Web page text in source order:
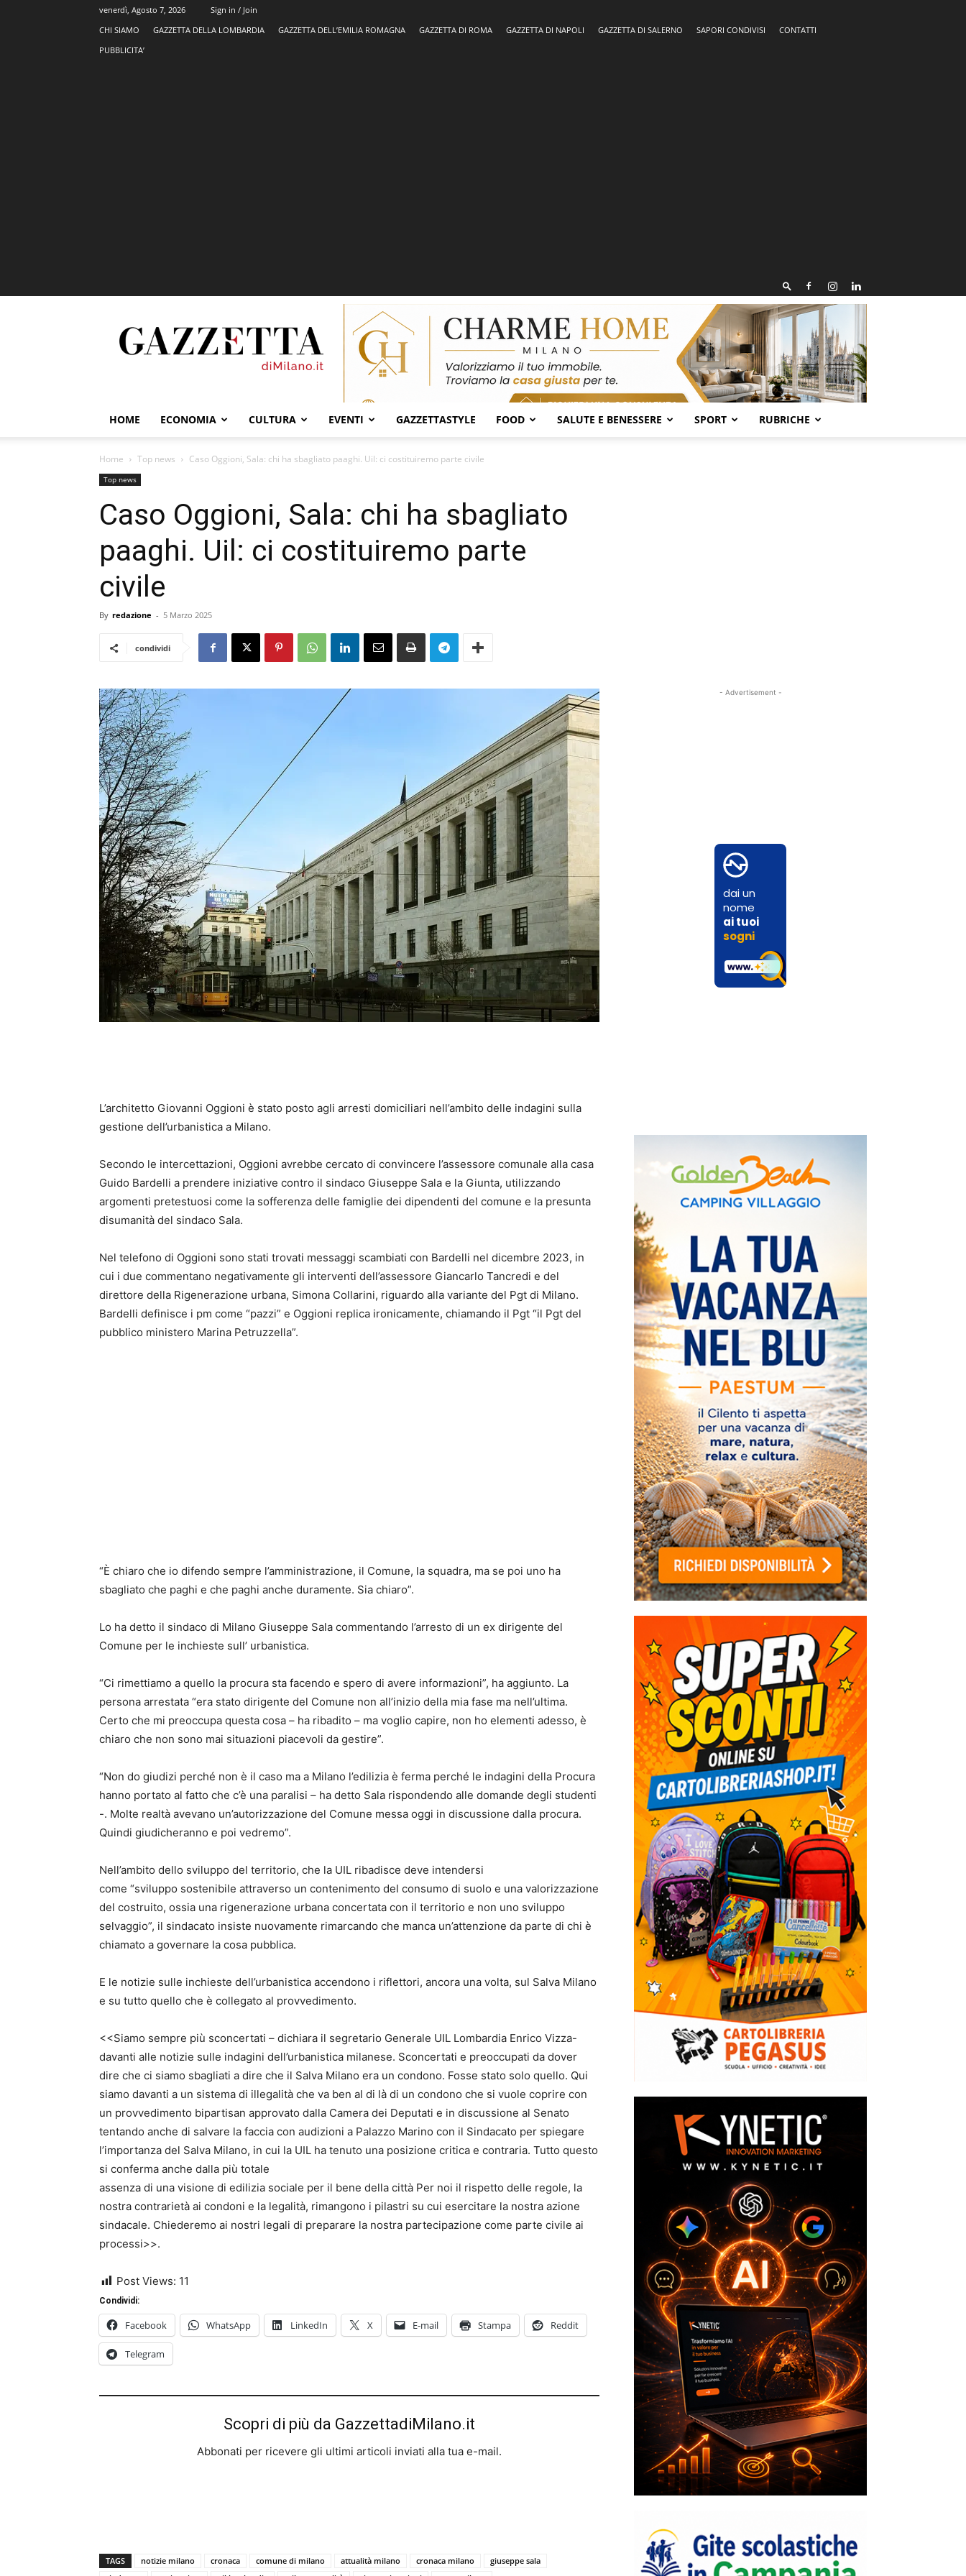
venerdì, Agosto 7, 2026
Sign in / Join
CHI SIAMO
GAZZETTA DELLA LOMBARDIA GAZZETTA DELL’EMILIA ROMAGNA GAZZETTA DI ROMA GAZZETTA DI NAPOLI GAZZETTA DI SALERNO SAPORI CONDIVISI
CONTATTI
PUBBLICITA’
HOME ECONOMIA CULTURA EVENTI GAZZETTASTYLE FOOD SALUTE E BENESSERE SPORT RUBRICHE
Home Top news Caso Oggioni, Sala: chi ha sbagliato paaghi. Uil: ci costituiremo parte civile
Top news
Caso Oggioni, Sala: chi ha sbagliato
paaghi. Uil: ci costituiremo parte
civile
By redazione - 5 Marzo 2025
condividi
L’architetto Giovanni Oggioni è stato posto agli arresti domiciliari nell’ambito delle indagini sulla
gestione dell’urbanistica a Milano.
Secondo le intercettazioni, Oggioni avrebbe cercato di convincere l’assessore comunale alla casa
Guido Bardelli a prendere iniziative contro il sindaco Giuseppe Sala e la Giunta, utilizzando
argomenti pretestuosi come la sofferenza delle famiglie dei dipendenti del comune e la presunta
disumanità del sindaco Sala.
Nel telefono di Oggioni sono stati trovati messaggi scambiati con Bardelli nel dicembre 2023, in
cui i due commentano negativamente gli interventi dell’assessore Giancarlo Tancredi e del
direttore della Rigenerazione urbana, Simona Collarini, riguardo alla variante del Pgt di Milano.
Bardelli definisce i pm come “pazzi” e Oggioni replica ironicamente, chiamando il Pgt “il Pgt del
pubblico ministero Marina Petruzzella”.
“È chiaro che io difendo sempre l’amministrazione, il Comune, la squadra, ma se poi uno ha
sbagliato che paghi e che paghi anche duramente. Sia chiaro”.
Lo ha detto il sindaco di Milano Giuseppe Sala commentando l’arresto di un ex dirigente del
Comune per le inchieste sull’ urbanistica.
“Ci rimettiamo a quello la procura sta facendo e spero di avere informazioni”, ha aggiunto. La
persona arrestata “era stato dirigente del Comune non all’inizio della mia fase ma nell’ultima.
Certo che mi preoccupa questa cosa – ha ribadito – ma voglio capire, non ho elementi adesso, è
chiaro che non sono mai situazioni piacevoli da gestire”.
“Non do giudizi perché non è il caso ma a Milano l’edilizia è ferma perché le indagini della Procura
hanno portato al fatto che c’è una paralisi – ha detto Sala rispondendo alle domande degli studenti
-. Molte realtà avevano un’autorizzazione del Comune messa oggi in discussione dalla procura.
Quindi giudicheranno e poi vedremo”.
Nell’ambito dello sviluppo del territorio, che la UIL ribadisce deve intendersi
come “sviluppo sostenibile attraverso un contenimento del consumo di suolo e una valorizzazione
del costruito, ossia una rigenerazione urbana concertata con il territorio e non uno sviluppo
selvaggio”, il sindacato insiste nuovamente rimarcando che manca un’attenzione da parte di chi è
chiamato a governare la cosa pubblica.
E le notizie sulle inchieste dell’urbanistica accendono i riflettori, ancora una volta, sul Salva Milano
e su tutto quello che è collegato al provvedimento.
<<Siamo sempre più sconcertati – dichiara il segretario Generale UIL Lombardia Enrico Vizza-
davanti alle notizie sulle indagini dell’urbanistica milanese. Sconcertati e preoccupati da dover
dire che ci siamo sbagliati a dire che il Salva Milano era un condono. Fosse stato solo quello. Qui
siamo davanti a un sistema di illegalità che va ben al di là di un condono che si vuole coprire con
un provvedimento bipartisan approvato dalla Camera dei Deputati e in discussione al Senato
tentando anche di salvare la faccia con audizioni a Palazzo Marino con il Sindacato per spiegare
l’importanza del Salva Milano, in cui la UIL ha tenuto una posizione critica e contraria. Tutto questo
si conferma anche dalla più totale
assenza di una visione di edilizia sociale per il bene della città Per noi il rispetto delle regole, la
nostra contrarietà ai condoni e la legalità, rimangono i pilastri su cui esercitare la nostra azione
sindacale. Chiederemo ai nostri legali di preparare la nostra partecipazione come parte civile ai
processi>>.
Post Views: 11
Condividi:
Facebook WhatsApp LinkedIn X E-mail Stampa Reddit
Telegram
Scopri di più da GazzettadiMilano.it
Abbonati per ricevere gli ultimi articoli inviati alla tua e-mail.
TAGS notizie milano cronaca comune di milano attualità milano cronaca milano
giuseppe sala
- Advertisement -